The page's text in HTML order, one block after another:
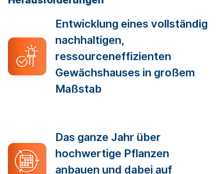
Entwicklung eines vollständig
nachhaltigen,
ressourceneffizienten
Gewächshauses in großem
Maßstab
Das ganze Jahr über
hochwertige Pflanzen
anbauen und dabei auf